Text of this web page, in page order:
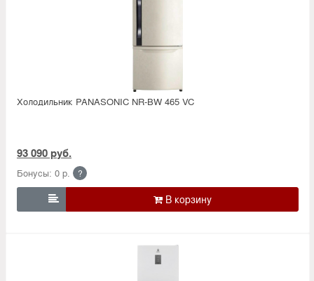
Холодильник PANASONIC NR-BW 465 VC
93 090 руб.
Бонусы: 0 р. ?
